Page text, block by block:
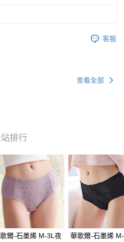
客服
查看全部
排行
爾-石墨烯 M-3L夜
華歌爾-石墨烯